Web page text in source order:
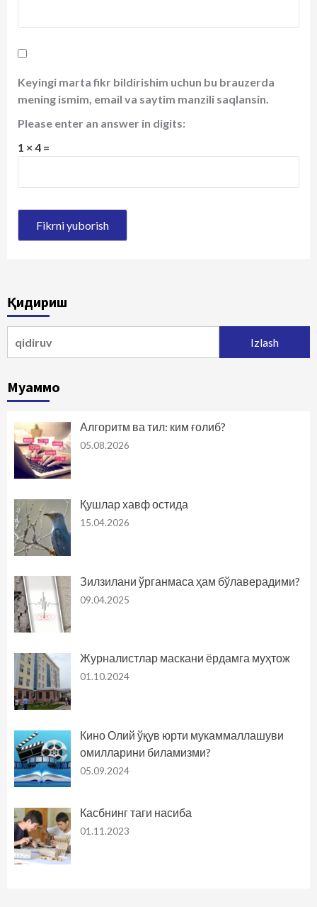
Keyingi marta fikr bildirishim uchun bu brauzerda
mening ismim, email va saytim manzili saqlansin.
Please enter an answer in digits:
1 × 4 =
Қидириш
Муаммо
Алгоритм ва тил: ким ғолиб?
05.08.2026
Қушлар хавф остида
15.04.2026
Зилзилани ўрганмаса ҳам бўлаверадими?
09.04.2025
Журналистлар маскани ёрдамга муҳтож
01.10.2024
Кино Олий ўқув юрти мукаммаллашуви
омилларини биламизми?
05.09.2024
Касбнинг таги насиба
01.11.2023